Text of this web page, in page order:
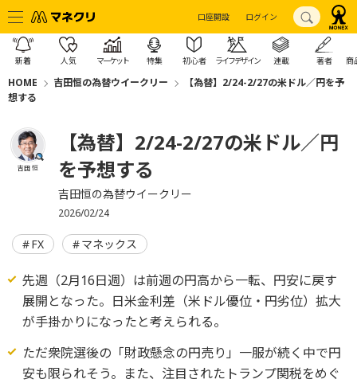
口座開設 ログイン
新着 人気 マーケット 特集 初心者 ライフデザイン 連載 著者 商
HOME 吉田恒の為替ウイークリー
【為替】2/24-2/27の米ドル／円を予
想する
吉田 恒
【為替】2/24-2/27の米ドル／円
を予想する
吉田恒の為替ウイークリー
2026/02/24
FX マネックス
先週（2月16日週）は前週の円高から一転、円安に戻す
展開となった。日米金利差（米ドル優位・円劣位）拡大
が手掛かりになったと考えられる。
ただ衆院選後の「財政懸念の円売り」一服が続く中で円
安も限られそう。また、注目されたトランプ関税をめぐ